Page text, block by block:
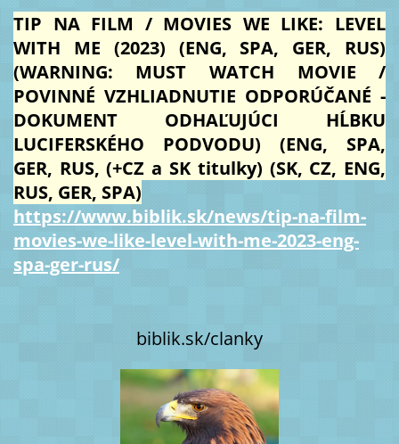
TIP NA FILM / MOVIES WE LIKE: LEVEL
WITH ME (2023) (ENG, SPA, GER, RUS)
(WARNING: MUST WATCH MOVIE /
POVINNÉ VZHLIADNUTIE ODPORÚČANÉ -
DOKUMENT ODHAĽUJÚCI HĹBKU
LUCIFERSKÉHO PODVODU) (ENG, SPA,
GER, RUS, (+CZ a SK titulky) (SK, CZ, ENG,
RUS, GER, SPA)
https://www.biblik.sk/news/tip-na-film-
movies-we-like-level-with-me-2023-eng-
spa-ger-rus/
biblik.sk/clanky